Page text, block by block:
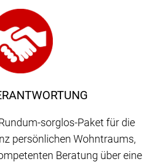
sorglos-Paket für die
persönlichen Wohntraums,
Beratung über eine